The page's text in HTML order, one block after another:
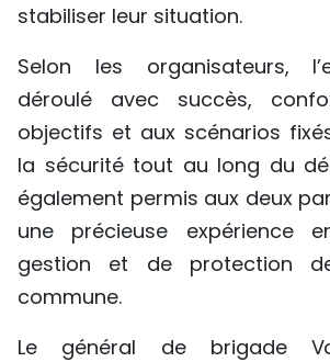
stabiliser leur situation.
Selon les organisateurs,
déroulé avec succès,
objectifs et aux scénarios
la sécurité tout au long du
également permis aux deux
une précieuse expérience
gestion et de protection
commune.
Le général de brigade